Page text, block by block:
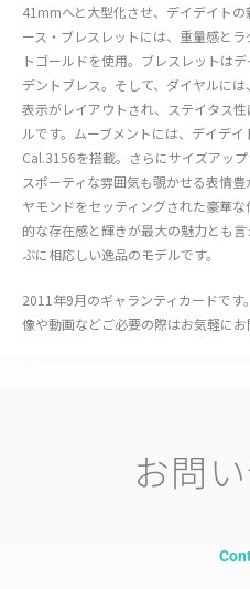
41mmへと大型化させ、デイデイト
ース・ブレスレットには、重量感と
トゴールドを使用。ブレスレットは
デントブレス。そして、ダイヤルに
表示がレイアウトされ、ステイタス
ルです。ムーブメントには、デイデ
Cal.3156を搭載。さらにサイズアッ
スポーティな雰囲気も覗かせる表情
ヤモンドをセッティングされた豪華
的な存在感と輝きが最大の魅力とも
ぶに相応しい逸品のモデルです。
2011年9月のギャランティカードで
像や動画などご必要の際はお気軽にお
お問